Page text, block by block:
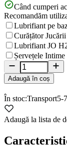
Când cumperi
Recomandăm
Lubrifiant pe
Curățător
Lubrifiant JO
Șervețele
Adaugă în coș
În stoc:Transport5-7
Adaugă la lista de